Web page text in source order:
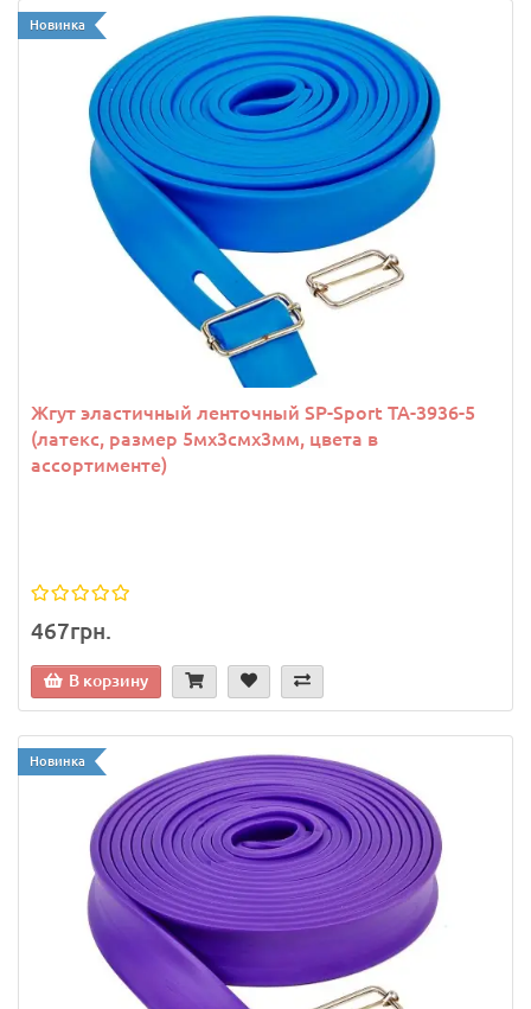
Новинка
Жгут эластичный ленточный SP-Sport TA-3936-5
(латекс, размер 5мх3смх3мм, цвета в
ассортименте)
467грн.
В корзину
Новинка